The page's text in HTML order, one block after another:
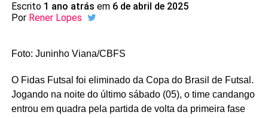
Escrito 1 ano atrás em 6 de abril de 2025
Por Rener Lopes
Foto: Juninho Viana/CBFS
O Fidas Futsal foi eliminado da Copa do Brasil de Futsal.
Jogando na noite do último sábado (05), o time candango
entrou em quadra pela partida de volta da primeira fase